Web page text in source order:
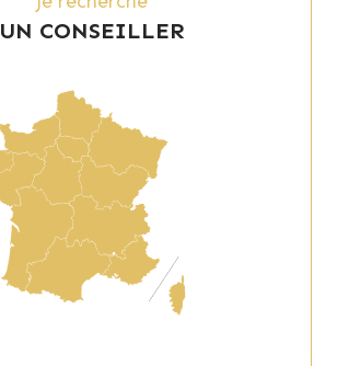
UN CONSEILLER